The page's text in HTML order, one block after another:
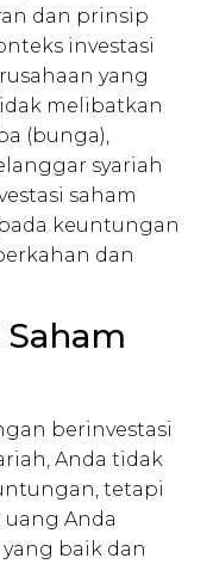
dan prinsip
investasi
yang
melibatkan
(bunga),
syariah
saham
keuntungan
dan
berinvestasi
Anda tidak
tetapi
Anda
baik dan